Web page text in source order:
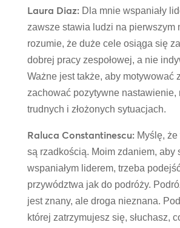
Laura Diaz:Dla mnie wspaniały
zawsze stawia ludzi na pierwszym
rozumie, że duże cele osiąga się
dobrej pracy zespołowej, a nie
Ważne jest także, aby motywować
zachować pozytywne nastawienie,
trudnych i złożonych sytuacjach.
Raluca Constantinescu:Myślę, że
są rzadkością. Moim zdaniem, aby
wspaniałym liderem, trzeba
przywództwa jak do podróży.
jest znany, ale droga nieznana.
której zatrzymujesz się, słuchasz,